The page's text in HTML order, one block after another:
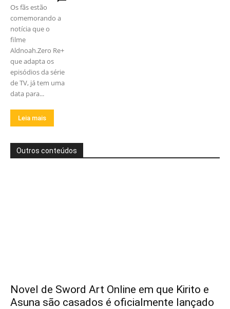
Os fãs estão
comemorando a
notícia que o
filme
Aldnoah.Zero Re+
que adapta os
episódios da série
de TV, já tem uma
data para...
Leia mais
Outros conteúdos
Novel de Sword Art Online em que Kirito e
Asuna são casados é oficialmente lançado